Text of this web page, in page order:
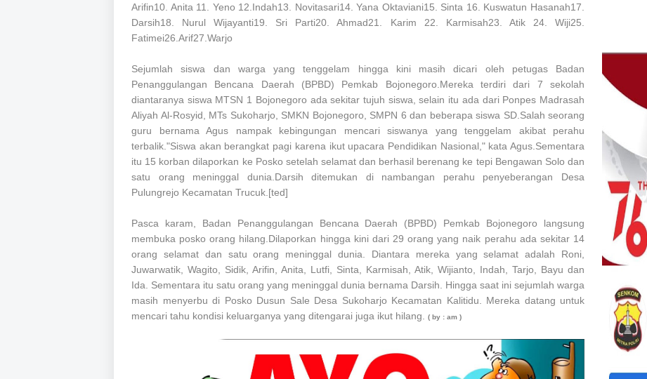
Arifin10. Anita 11. Yeno 12.Indah13. Novitasari14. Yana Oktaviani15. Sinta 16. Kuswatun Hasanah17.
Darsih18. Nurul Wijayanti19. Sri Parti20. Ahmad21. Karim 22. Karmisah23. Atik 24. Wiji25.
Fatimei26.Arif27.Warjo
Sejumlah siswa dan warga yang tenggelam hingga kini masih dicari oleh petugas Badan
Penanggulangan Bencana Daerah (BPBD) Pemkab Bojonegoro.Mereka terdiri dari 7 sekolah
diantaranya siswa MTSN 1 Bojonegoro ada sekitar tujuh siswa, selain itu ada dari Ponpes Madrasah
Aliyah Al-Rosyid, MTs Sukoharjo, SMKN Bojonegoro, SMPN 6 dan beberapa siswa SD.Salah seorang
guru bernama Agus nampak kebingungan mencari siswanya yang tenggelam akibat perahu
terbalik."Siswa akan berangkat pagi karena ikut upacara Pendidikan Nasional," kata Agus.Sementara
itu 15 korban dilaporkan ke Posko setelah selamat dan berhasil berenang ke tepi Bengawan Solo dan
satu orang meninggal dunia.Darsih ditemukan di nambangan perahu penyeberangan Desa
Pulungrejo Kecamatan Trucuk.[ted]
Pasca karam, Badan Penanggulangan Bencana Daerah (BPBD) Pemkab Bojonegoro langsung
membuka posko orang hilang.Dilaporkan hingga kini dari 29 orang yang naik perahu ada sekitar 14
orang selamat dan satu orang meninggal dunia. Diantara mereka yang selamat adalah Roni,
Juwarwatik, Wagito, Sidik, Arifin, Anita, Lutfi, Sinta, Karmisah, Atik, Wijianto, Indah, Tarjo, Bayu dan
Ida. Sementara itu satu orang yang meninggal dunia bernama Darsih. Hingga saat ini sejumlah warga
masih menyerbu di Posko Dusun Sale Desa Sukoharjo Kecamatan Kalitidu. Mereka datang untuk
mencari tahu kondisi keluarganya yang ditengarai juga ikut hilang.
( by : am )